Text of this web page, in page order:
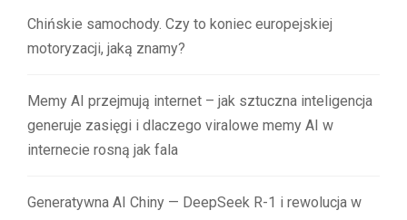
Chińskie samochody. Czy to koniec europejskiej
motoryzacji, jaką znamy?
Memy AI przejmują internet – jak sztuczna inteligencja
generuje zasięgi i dlaczego viralowe memy AI w
internecie rosną jak fala
Generatywna AI Chiny — DeepSeek R-1 i rewolucja w